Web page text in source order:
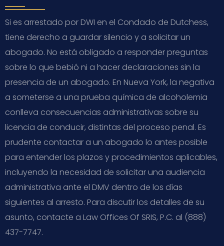
Si es arrestado por DWI en el Condado de Dutchess,
tiene derecho a guardar silencio y a solicitar un
abogado. No está obligado a responder preguntas
sobre lo que bebió ni a hacer declaraciones sin la
presencia de un abogado. En Nueva York, la negativa
a someterse a una prueba química de alcoholemia
conlleva consecuencias administrativas sobre su
licencia de conducir, distintas del proceso penal. Es
prudente contactar a un abogado lo antes posible
para entender los plazos y procedimientos aplicables,
incluyendo la necesidad de solicitar una audiencia
administrativa ante el DMV dentro de los días
siguientes al arresto. Para discutir los detalles de su
asunto, contacte a Law Offices Of SRIS, P.C. al (888)
437-7747.